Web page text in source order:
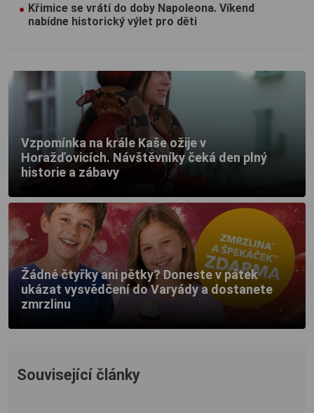
Křimice se vrátí do doby Napoleona. Víkend
nabídne historický výlet pro děti
Vzpomínka na krále Kaše ožije v
Horažďovicích. Návštěvníky čeká den plný
historie a zábavy
Žádné čtyřky ani pětky? Doneste v pátek
ukázat vysvědčení do Varyády a dostanete
zmrzlinu
Související články